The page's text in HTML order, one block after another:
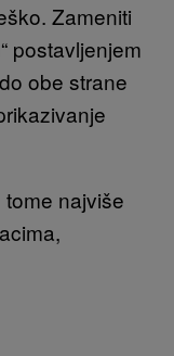
Zameniti
postavljenjem
obe strane
najviše